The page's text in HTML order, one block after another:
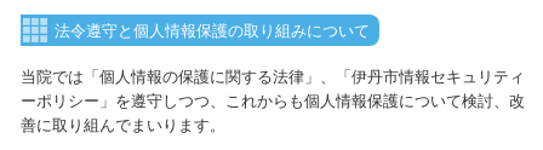
法令遵守と個人情報保護の取り組みについて
当院では「個人情報の保護に関する法律」、「伊丹市情報セキュリティ
ーポリシー」を遵守しつつ、これからも個人情報保護について検討、改
善に取り組んでまいります。